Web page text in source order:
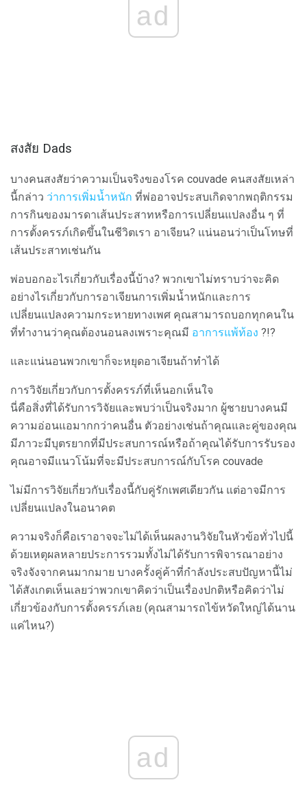
ad
สงสัย Dads
บางคนสงสัยว่าความเป็นจริงของโรค couvade คนสงสัยเหล่า
นี้กล่าว ว่าการเพิ่มน้ำหนัก ที่พ่ออาจประสบเกิดจากพฤติกรรม
การกินของมารดาเส้นประสาทหรือการเปลี่ยนแปลงอื่น ๆ ที่
การตั้งครรภ์เกิดขึ้นในชีวิตเรา อาเจียน? แน่นอนว่าเป็นโทษที่
เส้นประสาทเช่นกัน
พ่อบอกอะไรเกี่ยวกับเรื่องนี้บ้าง? พวกเขาไม่ทราบว่าจะคิด
อย่างไรเกี่ยวกับการอาเจียนการเพิ่มน้ำหนักและการ
เปลี่ยนแปลงความกระหายทางเพศ คุณสามารถบอกทุกคนใน
ที่ทำงานว่าคุณต้องนอนลงเพราะคุณมี อาการแพ้ท้อง ?!?
และแน่นอนพวกเขาก็จะหยุดอาเจียนถ้าทำได้
การวิจัยเกี่ยวกับการตั้งครรภ์ที่เห็นอกเห็นใจ
นี่คือสิ่งที่ได้รับการวิจัยและพบว่าเป็นจริงมาก ผู้ชายบางคนมี
ความอ่อนแอมากกว่าคนอื่น ตัวอย่างเช่นถ้าคุณและคู่ของคุณ
มีภาวะมีบุตรยากที่มีประสบการณ์หรือถ้าคุณได้รับการรับรอง
คุณอาจมีแนวโน้มที่จะมีประสบการณ์กับโรค couvade
ไม่มีการวิจัยเกี่ยวกับเรื่องนี้กับคู่รักเพศเดียวกัน แต่อาจมีการ
เปลี่ยนแปลงในอนาคต
ความจริงก็คือเราอาจจะไม่ได้เห็นผลงานวิจัยในหัวข้อทั่วไปนี้
ด้วยเหตุผลหลายประการรวมทั้งไม่ได้รับการพิจารณาอย่าง
จริงจังจากคนมากมาย บางครั้งคู่ค้าที่กำลังประสบปัญหานี้ไม่
ได้สังเกตเห็นเลยว่าพวกเขาคิดว่าเป็นเรื่องปกติหรือคิดว่าไม่
เกี่ยวข้องกับการตั้งครรภ์เลย (คุณสามารถไข้หวัดใหญ่ได้นาน
แค่ไหน?)
ad